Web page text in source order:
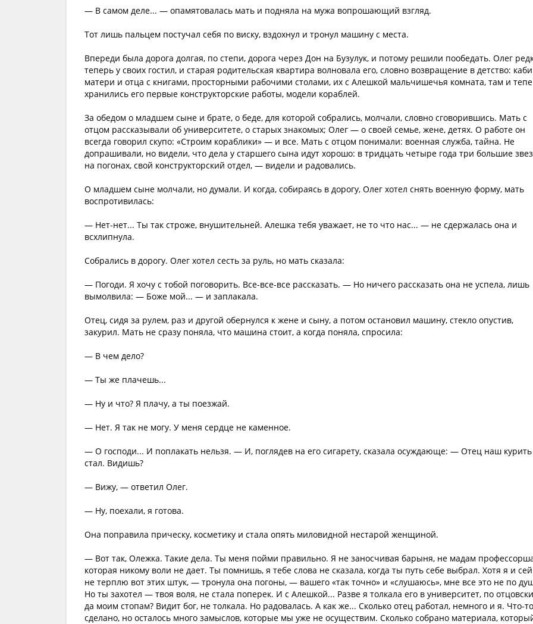
— В самом деле... — опамятовалась мать и подняла на мужа вопрошающий взгляд.
Тот лишь пальцем постучал себя по виску, вздохнул и тронул машину с места.
Впереди была дорога долгая, по степи, дорога через Дон на Бузулук, и потому решили пообедать. Олег
теперь у своих гостил, и старая родительская квартира волновала его, словно возвращение в детство:
матери и отца с книгами, просторными рабочими столами, их с Алешкой мальчишечья комната, там и
хранились его первые конструкторские работы, модели кораблей.
За обедом о младшем сыне и брате, о беде, для которой собрались, молчали, словно сговорившись. Мать с
отцом рассказывали об университете, о старых знакомых; Олег — о своей семье, жене, детях. О работе он
всегда говорил скупо: «Строим кораблики» — и все. Мать с отцом понимали: военная служба, тайна. Не
допрашивали, но видели, что дела у старшего сына идут хорошо: в тридцать четыре года три большие
на погонах, свой конструкторский отдел, — видели и радовались.
О младшем сыне молчали, но думали. И когда, собираясь в дорогу, Олег хотел снять военную форму, мать
воспротивилась:
— Нет-нет... Ты так строже, внушительней. Алешка тебя уважает, не то что нас... — не сдержалась она и
всхлипнула.
Собрались в дорогу. Олег хотел сесть за руль, но мать сказала:
— Погоди. Я хочу с тобой поговорить. Все-все-все рассказать. — Но ничего рассказать она не успела, лишь
вымолвила: — Боже мой... — и заплакала.
Отец, сидя за рулем, раз и другой обернулся к жене и сыну, а потом остановил машину, стекло опустив,
закурил. Мать не сразу поняла, что машина стоит, а когда поняла, спросила:
— В чем дело?
— Ты же плачешь...
— Ну и что? Я плачу, а ты поезжай.
— Нет. Я так не могу. У меня сердце не каменное.
— О господи... И поплакать нельзя. — И, поглядев на его сигарету, сказала осуждающе: — Отец наш курить
стал. Видишь?
— Вижу, — ответил Олег.
— Ну, поехали, я готова.
Она поправила прическу, косметику и стала опять миловидной нестарой женщиной.
— Вот так, Олежка. Такие дела. Ты меня пойми правильно. Я не заносчивая барыня, не мадам
которая никому воли не дает. Ты помнишь, я тебе слова не сказала, когда ты путь себе выбрал. Хотя я и
не терплю вот этих штук, — тронула она погоны, — вашего «так точно» и «слушаюсь», мне все это не по
Но ты захотел — твоя воля, не стала поперек. И с Алешкой... Разве я толкала его в университет, по
да моим стопам? Видит бог, не толкала. Но радовалась. А как же... Сколько отец работал, немного и я. Что-то
сделано, но осталось много замыслов, которые мы уже не осуществим. Сколько собрано материала,